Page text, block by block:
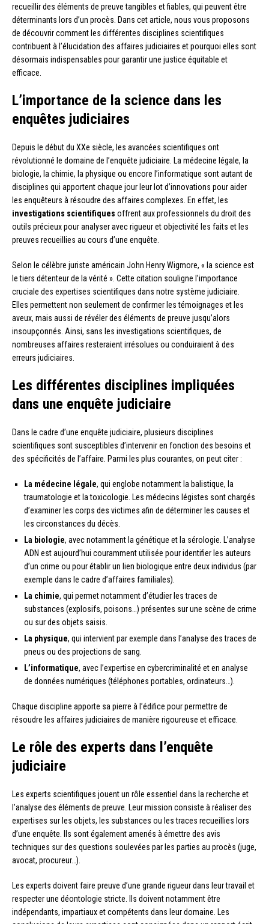
recueillir des éléments de preuve tangibles et fiables, qui peuvent être
déterminants lors d’un procès. Dans cet article, nous vous proposons
de découvrir comment les différentes disciplines scientifiques
contribuent à l’élucidation des affaires judiciaires et pourquoi elles sont
désormais indispensables pour garantir une justice équitable et
efficace.
L’importance de la science dans les
enquêtes judiciaires
Depuis le début du XXe siècle, les avancées scientifiques ont
révolutionné le domaine de l’enquête judiciaire. La médecine légale, la
biologie, la chimie, la physique ou encore l’informatique sont autant de
disciplines qui apportent chaque jour leur lot d’innovations pour aider
les enquêteurs à résoudre des affaires complexes. En effet, les
investigations scientifiques offrent aux professionnels du droit des
outils précieux pour analyser avec rigueur et objectivité les faits et les
preuves recueillies au cours d’une enquête.
Selon le célèbre juriste américain John Henry Wigmore, « la science est
le tiers détenteur de la vérité ». Cette citation souligne l’importance
cruciale des expertises scientifiques dans notre système judiciaire.
Elles permettent non seulement de confirmer les témoignages et les
aveux, mais aussi de révéler des éléments de preuve jusqu’alors
insoupçonnés. Ainsi, sans les investigations scientifiques, de
nombreuses affaires resteraient irrésolues ou conduiraient à des
erreurs judiciaires.
Les différentes disciplines impliquées
dans une enquête judiciaire
Dans le cadre d’une enquête judiciaire, plusieurs disciplines
scientifiques sont susceptibles d’intervenir en fonction des besoins et
des spécificités de l’affaire. Parmi les plus courantes, on peut citer :
La médecine légale, qui englobe notamment la balistique, la
traumatologie et la toxicologie. Les médecins légistes sont chargés
d’examiner les corps des victimes afin de déterminer les causes et
les circonstances du décès.
La biologie, avec notamment la génétique et la sérologie. L’analyse
ADN est aujourd’hui couramment utilisée pour identifier les auteurs
d’un crime ou pour établir un lien biologique entre deux individus (par
exemple dans le cadre d’affaires familiales).
La chimie, qui permet notamment d’étudier les traces de
substances (explosifs, poisons…) présentes sur une scène de crime
ou sur des objets saisis.
La physique, qui intervient par exemple dans l’analyse des traces de
pneus ou des projections de sang.
L’informatique, avec l’expertise en cybercriminalité et en analyse
de données numériques (téléphones portables, ordinateurs…).
Chaque discipline apporte sa pierre à l’édifice pour permettre de
résoudre les affaires judiciaires de manière rigoureuse et efficace.
Le rôle des experts dans l’enquête
judiciaire
Les experts scientifiques jouent un rôle essentiel dans la recherche et
l’analyse des éléments de preuve. Leur mission consiste à réaliser des
expertises sur les objets, les substances ou les traces recueillies lors
d’une enquête. Ils sont également amenés à émettre des avis
techniques sur des questions soulevées par les parties au procès (juge,
avocat, procureur…).
Les experts doivent faire preuve d’une grande rigueur dans leur travail et
respecter une déontologie stricte. Ils doivent notamment être
indépendants, impartiaux et compétents dans leur domaine. Les